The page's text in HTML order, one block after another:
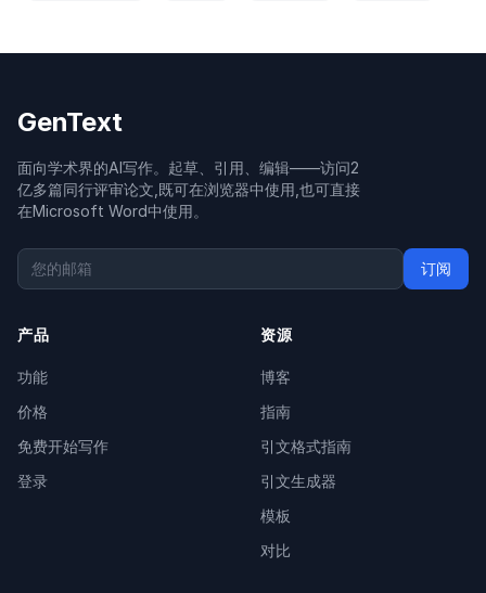
GenText
面向学术界的AI写作。起草、引用、编辑——访问2
亿多篇同行评审论文,既可在浏览器中使用,也可直接
在Microsoft Word中使用。
订阅
产品
功能
价格
免费开始写作
登录
资源
博客
指南
引文格式指南
引文生成器
模板
对比